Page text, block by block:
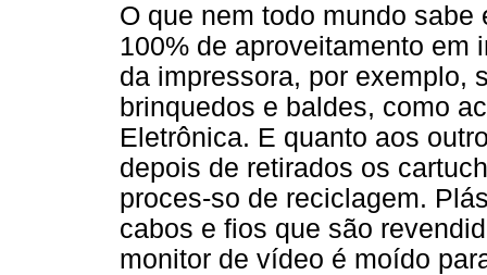
O que nem todo mundo
100% de aproveitamento em
da impressora, por exemplo,
brinquedos e baldes, como
Eletrônica. E quanto aos
depois de retirados os
proces-so de reciclagem.
cabos e fios que são
monitor de vídeo é moído